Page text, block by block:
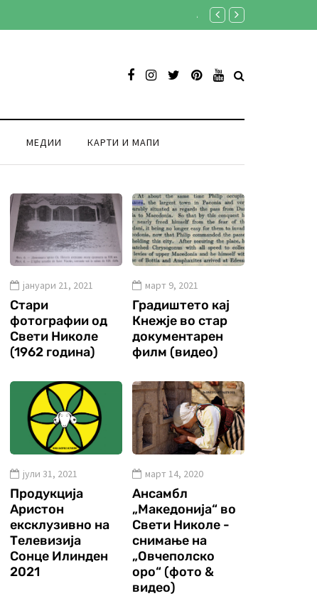
Ансамбл „Македонија“ во
МЕДИИ КАРТИ И МАПИ
јануари 21, 2021
Стари
фотографии од
Свети Николе
(1962 година)
март 9, 2021
Градиштето кај
Кнежје во стар
документарен
филм (видео)
јули 31, 2021
Продукција
Аристон
ексклузивно на
Телевизија
Сонце Илинден
2021
март 14, 2020
Ансамбл
„Македонија“ во
Свети Николе -
снимање на
„Овчеполско
оро“ (фото &
видео)